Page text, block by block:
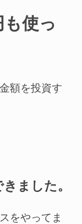
使っ
額を投資す
ました。
をやってま